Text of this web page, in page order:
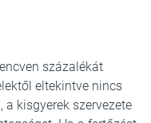
százalékát
eltekintve nincs
kisgyerek szervezete